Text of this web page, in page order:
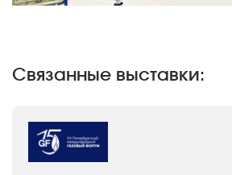
Связанные выставки: